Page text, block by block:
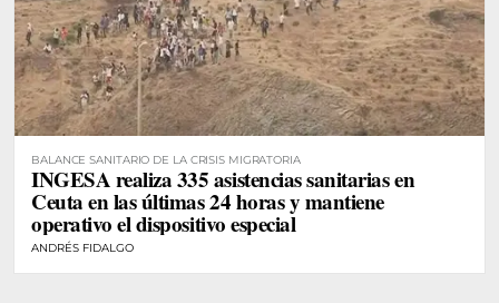
BALANCE SANITARIO DE LA CRISIS MIGRATORIA
INGESA realiza 335 asistencias sanitarias en
Ceuta en las últimas 24 horas y mantiene
operativo el dispositivo especial
ANDRÉS FIDALGO